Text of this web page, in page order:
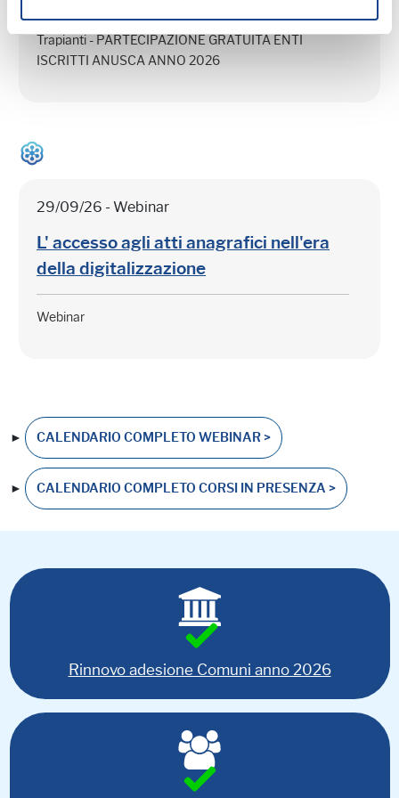
Webinar in collaborazione con il Centro Nazionale
Trapianti - PARTECIPAZIONE GRATUITA ENTI
ISCRITTI ANUSCA ANNO 2026
29/09/26 - Webinar
L' accesso agli atti anagrafici nell'era
della digitalizzazione
Webinar
► CALENDARIO COMPLETO WEBINAR >
► CALENDARIO COMPLETO CORSI IN PRESENZA >
Rinnovo adesione Comuni anno 2026